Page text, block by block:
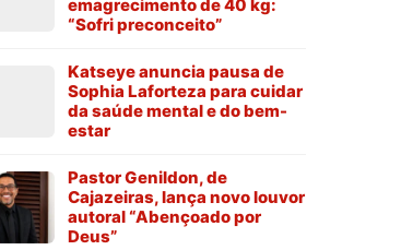
emagrecimento de 40 kg:
“Sofri preconceito”
Katseye anuncia pausa de
Sophia Laforteza para cuidar
da saúde mental e do bem-
estar
Pastor Genildon, de
Cajazeiras, lança novo louvor
autoral “Abençoado por
Deus”